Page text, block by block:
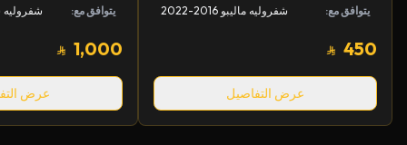
يتوافق مع: شفروليه ماليبو 2016-2022
450
عرض التفاصيل
يتوافق مع:
1,000
عرض